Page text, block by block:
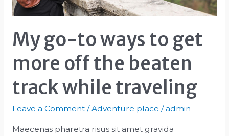
My go-to ways to get
more off the beaten
track while traveling
Leave a Comment /Adventure place /admin
Maecenas pharetra risus sit amet gravida